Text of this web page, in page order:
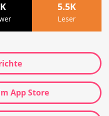
5.5K
Leser
App Store